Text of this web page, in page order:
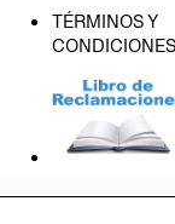
TÉRMINOS Y
CONDICIONES